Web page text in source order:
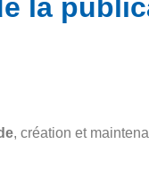
la
, création et